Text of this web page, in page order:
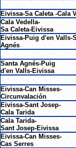
Eivissa-Sa Caleta -Cala
Cala Vedella-
Sa Caleta-Eivissa
Eivissa-Puig d'en Valls-
Agnés
Santa Agnés-Puig
d'en Valls-Eivissa
Eivissa-Can Misses-
Circunvalación
Eivissa-Sant Josep-
Cala Tarida
Cala Tarida-
Sant Josep-Eivissa
Eivissa-Can Misses-
Cas Serres